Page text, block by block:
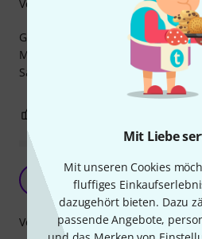
Mit Liebe
Mit unseren Cookies
fluffiges
dazugehört bieten. Dazu
passende Angebote,
Genau das, was ich für meinen
M50x und Mikro ATGM2 von Audio
Saubere Umwandlung und klasse
Verarbeitung
DH Sehr Gut
Dr.Martial
Verarbeitung